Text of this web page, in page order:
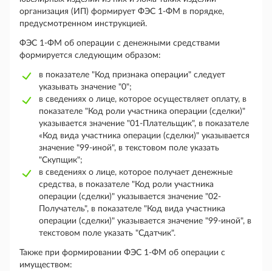
организация (ИП) формирует ФЭС 1-ФМ в порядке,
предусмотренном инструкцией.
ФЭС 1-ФМ об операции с денежными средствами
формируется следующим образом:
в показателе "Код признака операции" следует
указывать значение "0";
в сведениях о лице, которое осуществляет оплату, в
показателе "Код роли участника операции (сделки)"
указывается значение "01-Плательщик", в показателе
«Код вида участника операции (сделки)" указывается
значение "99-иной", в текстовом поле указать
"Скупщик";
в сведениях о лице, которое получает денежные
средства, в показателе "Код роли участника
операции (сделки)" указывается значение "02-
Получатель", в показателе "Код вида участника
операции (сделки)" указывается значение "99-иной", в
текстовом поле указать "Сдатчик".
Также при формировании ФЭС 1-ФМ об операции с
имуществом: